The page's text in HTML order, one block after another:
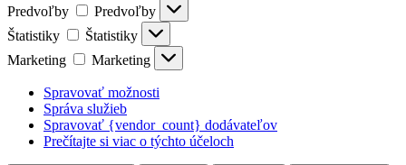
Predvoľby
Predvoľby
Štatistiky
Štatistiky
Marketing
Marketing
Spravovať možnosti
Správa služieb
Spravovať {vendor_count} dodávateľov
Prečítajte si viac o týchto účeloch